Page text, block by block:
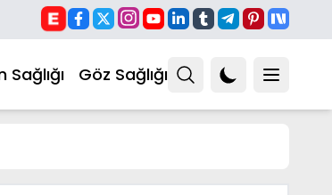
Sağlığı Göz Sağlığı